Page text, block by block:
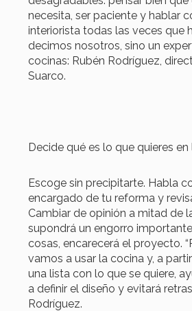
necesita, ser paciente y hablar
interiorista todas las veces que
decimos nosotros, sino un
cocinas: Rubén Rodríguez,
Suarco.
Decide qué es lo que quieres
Escoge sin precipitarte. Habla
encargado de tu reforma y
Cambiar de opinión a mitad de
supondrá un engorro
cosas, encarecerá el proyecto.
vamos a usar la cocina y, a
una lista con lo que se quiere,
a definir el diseño y evitará
Rodríguez.